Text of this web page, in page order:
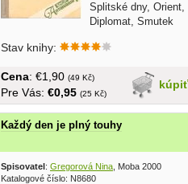
Splitské dny, Orient,
Diplomat, Smutek
Stav knihy:
kúpiť
Cena: €1,90 (49 Kč)
Pre Vás: €0,95 (25 Kč)
Každý den je plný touhy
Spisovatel: Gregorová Nina , Moba 2000
Katalogové číslo: N8680